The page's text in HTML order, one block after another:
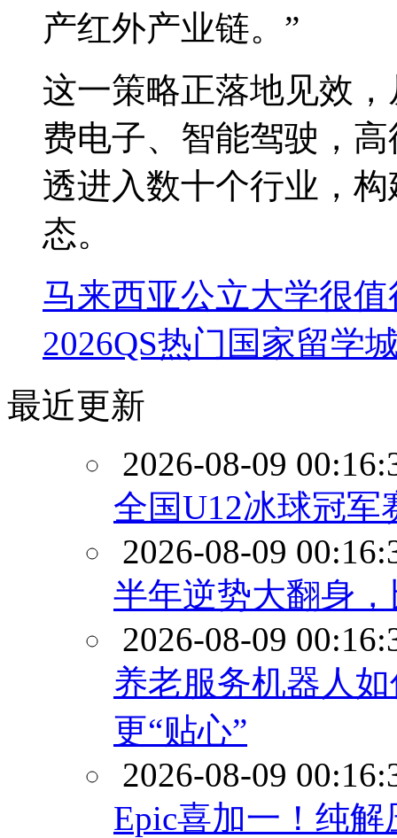
产红外产业链。”
这一策略正落地见效
费电子、智能驾驶，
透进入数十个行业，
态。
马来西亚公立大学很值
2026QS热门国家留学
最近更新
2026-08-09
全国U12冰球冠军
2026-08-09
半年逆势大翻身
2026-08-09
养老服务机器人
更“贴心”
2026-08-09
Epic喜加一！纯解